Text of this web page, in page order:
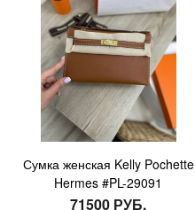
Сумка женская Kelly Pochette
Hermes #PL-29091
71500 РУБ.